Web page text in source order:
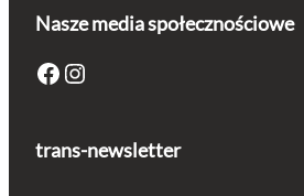
Nasze media społecznościowe
Facebook Instagram
trans-newsletter